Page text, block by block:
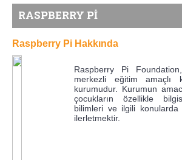
RASPBERRY PI
Raspberry Pi Hakkında
Raspberry Pi
merkezli eğitim amaçlı
kurumudur. Kurumun
çocukların özellikle
bilimleri ve ilgili konularda
ilerletmektir.